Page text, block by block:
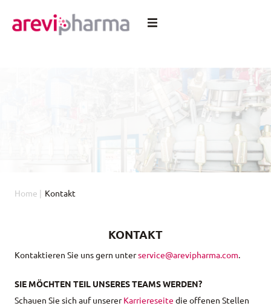
Home | Kontakt
KONTAKT
Kontaktieren Sie uns gern unterservice@arevipharma.com.
SIE MÖCHTEN TEIL UNSERES TEAMS WERDEN?
Schauen Sie sich auf unsererKarriereseite die offenen Stellen